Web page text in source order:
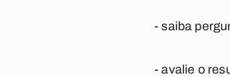
- saiba
- avalie o